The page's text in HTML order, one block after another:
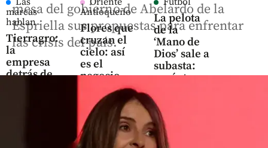
marcas
hablan
Tierragro:
la
empresa
detrás de
Antioqueño
Flores que
cruzan el
cielo: así
es el
negocio
que mueve
US$ 380
millones
en el
Oriente
La pelota
de la
‘Mano de
Dios’ sale a
subasta:
¿cuánto
histórico
balón de
Maradona?
mesa del gobierno de Abelardo de la
Espriella sus propuestas para enfrentar
las crisis del país.